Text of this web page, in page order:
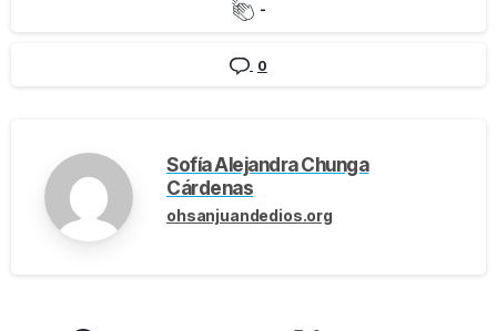
-
0
Sofía Alejandra Chunga
Cárdenas
ohsanjuandedios.org